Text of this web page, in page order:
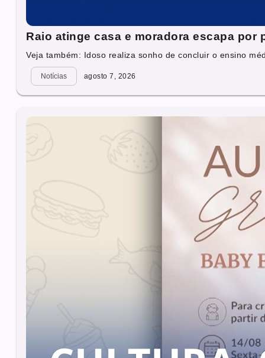
Raio atinge casa e moradora escapa por
Veja também: Idoso realiza sonho de concluir o ensino
Notícias agosto 7, 2026